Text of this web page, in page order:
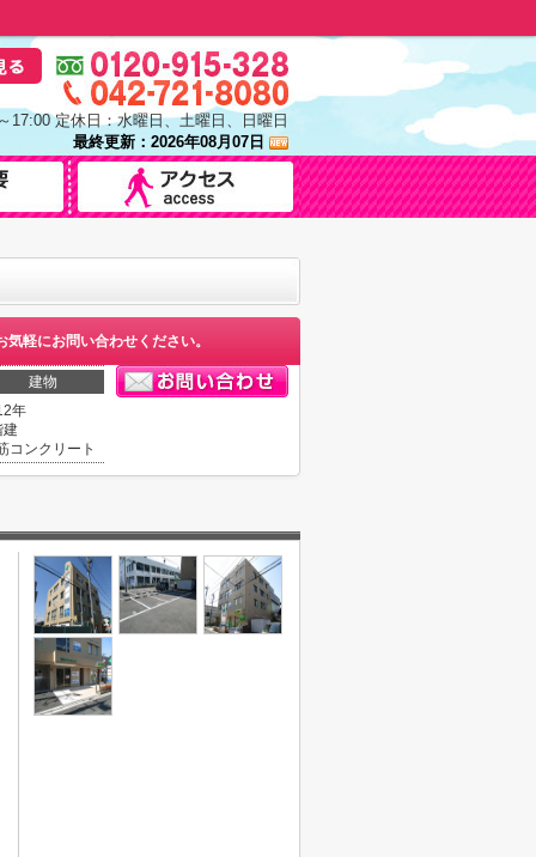
17:00 定休日：水曜日、土曜日、日曜日
最終更新：2026年08月07日
気軽にお問い合わせください。
建物
年
建
コンクリート